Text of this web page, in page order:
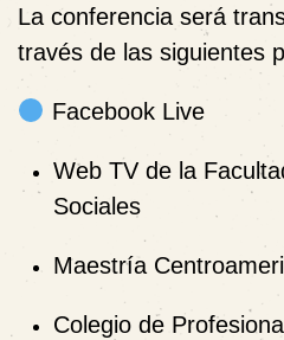
La conferencia será
través de las siguientes
Facebook Live
Web TV de la
Sociales
Maestría
Colegio de